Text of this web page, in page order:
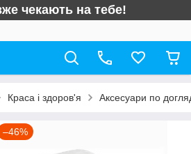
чекають на тебе!
Краса і здоров'я Аксесуари по
–46%